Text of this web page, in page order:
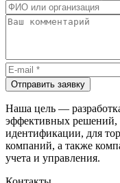
Отправить заявку
Наша цель —
эффективных решений,
идентификации, для
компаний, а также
учета и управления.